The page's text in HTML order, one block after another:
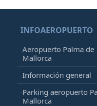
INFOAEROPUERTO
Aeropuerto Palma de
Mallorca
Información general
Parking aeropuerto
Mallorca